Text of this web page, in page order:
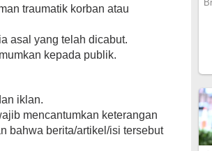
traumatik korban atau
asal yang telah dicabut.
kepada publik.
iklan.
mencantumkan keterangan
bahwa berita/artikel/isi tersebut